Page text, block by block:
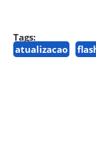
Tags:
atualizacao